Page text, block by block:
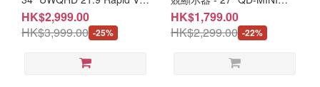
240Hz 電競顯示器 #三年保
養(MO-MP346CX/LB-
MON/CE-ACPC/LB-MON)
HK$2,999.00
HK$3,999.00 -25%
LED 4K 160Hz / FHD 320
Hz (MO-TP276MV/LB-
MON/CE-MNBC06U) #3年
HK$1,799.00
HK$2,299.00 -22%